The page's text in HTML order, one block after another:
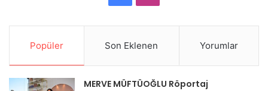
Popüler Son Eklenen Yorumlar
MERVE MÜFTÜOĞLU Röportaj